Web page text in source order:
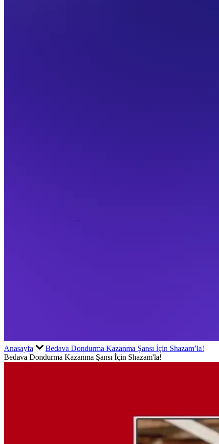
Anasayfa
Bedava Dondurma Kazanma Şansı İçin Shazam’la!
Bedava Dondurma Kazanma Şansı İçin Shazam'la!